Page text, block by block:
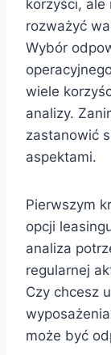
korzyści, ale
rozważyć
Wybór
wiele
analizy.
zastanowić
aspektami.
Pierwszym
opcji
analiza
regularnej
Czy chcesz
może być